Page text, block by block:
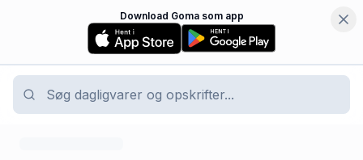
Download Goma som app